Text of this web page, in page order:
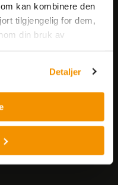
kan kombinere den
tilgjengelig for dem,
din bruk av
Detaljer